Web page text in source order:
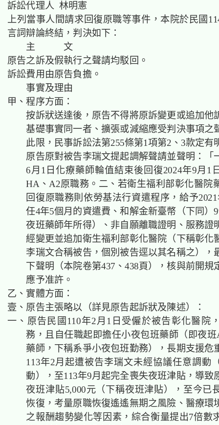
訴訟代理人 林明憲
上列當事人間請求回復原職等事件，本院於民國
言詞辯論終結，判決如下：
主 文
原告之訴及假執行之聲請均駁回。
訴訟費用由原告負擔。
事實及理由
甲、程序方面：
按訴狀送達後，原告不得將原訴變更或追加他
基礎事實同一者、擴張或減縮應受判決事項之
此限，民事訴訟法第255條第1項第2、3款定有
原告原對被告李瑞文提起調解聲請並聲明：「
6月1日化療藥師輪值結束後回復2024年9月1
HA、A2原職務。二、若衛生福利部彰化醫院
回復原職務則依勞基法行資遣程序，給予
任4年5個月的資遣費、和解金新臺幣（下同）
夜班藥師年所得）、非自願離職證明、服務證
經變更並追加衛生福利部彰化醫院（下稱彰化
李瑞文合稱被告，個別被告逕以其名稱之），
下聲明（本院卷第437、438頁），核與前開規
應予准許。
乙、實體方面：
壹、原告主張略以（詳見原告起訴狀及陳述）：
一、原告民國110年2月1日受僱於被告彰化醫院
務，且自任職起即擔任小夜包班藥師（即夜
藥師，下稱系爭小夜包班勤務），長期支援危
113年2月起遭被告李瑞文未經協議任意調動
動），至113年9月起完全喪失夜班津貼，導致
夜班津貼5,000元（下稱夜班津貼），至今已
恢復，考量原職恢復遙遙無期之風險、醫療環
之報酬趨勢變化等因素，綜合衡量提出7倍數